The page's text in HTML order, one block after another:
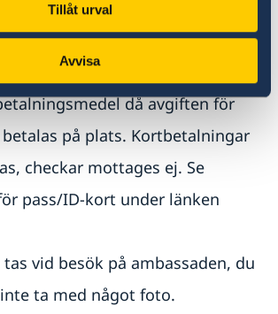
Tillåt urval
Avvisa
vid ansökningstillfället. Det
stulna passet kommer då att
ambassaden.
då avgiften för
på plats. Kortbetalningar
checkar mottages ej. Se
pass/ID-kort under länken
vid besök på ambassaden, du
ta med något foto.